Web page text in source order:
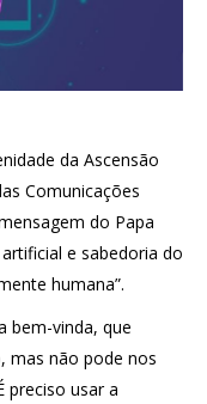
da Ascensão
Comunicações
do Papa
e sabedoria do
humana”.
bem-vinda, que
mas não pode nos
preciso usar a